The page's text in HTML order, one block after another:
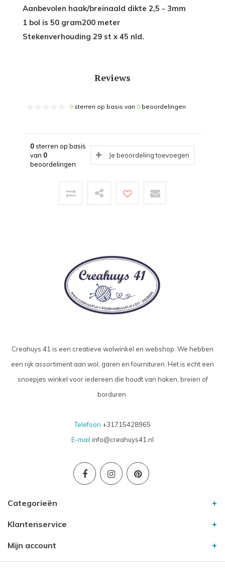
Aanbevolen haak/breinaald dikte 2,5 - 3mm
1 bol is 50 gram200 meter
Stekenverhouding 29 st x 45 nld.
Reviews
0 sterren op basis van 0 beoordelingen
0sterren op basis
van 0
beoordelingen
Je beoordeling toevoegen
Creahuys 41 is een creatieve wolwinkel en webshop. We hebben
een rijk assortiment aan wol, garen en fournituren. Het is echt een
snoepjes winkel voor iedereen die houdt van haken, breien of
borduren.
Telefoon +31715428965
E-mail info@creahuys41.nl
Categorieën
Klantenservice
Mijn account